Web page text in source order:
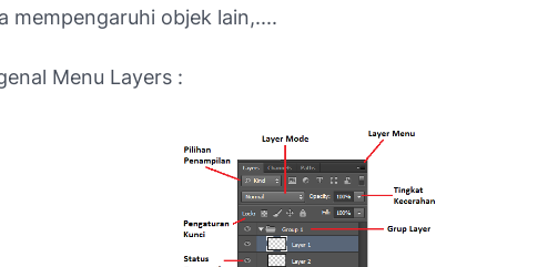
mempengaruhi objek lain,....
Menu Layers :